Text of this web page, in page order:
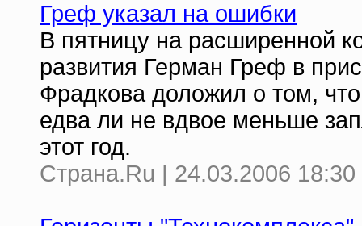
Греф указал на ошибки
В пятницу на расширенной
развития Герман Греф в
Фрадкова доложил о том,
едва ли не вдвое меньше
этот год.
Страна.Ru | 24.03.2006 18:30